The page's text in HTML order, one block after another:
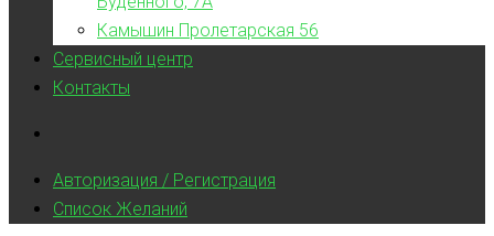
Камышин Пролетарская 56
Сервисный центр
Контакты
Авторизация / Регистрация
Список Желаний